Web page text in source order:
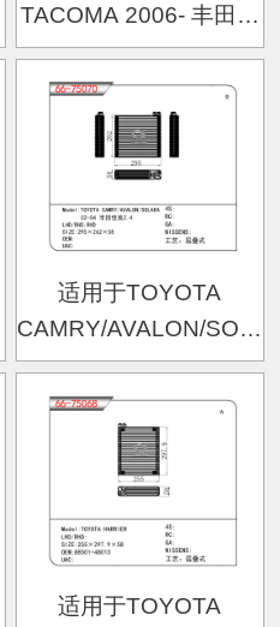
TACOMA 2006- 丰田塔
科马05-15 OEM:88501-
04010
适用于TOYOTA
CAMRY/AVALON/
02-04 丰田佳美2.4
适用于TOYOTA